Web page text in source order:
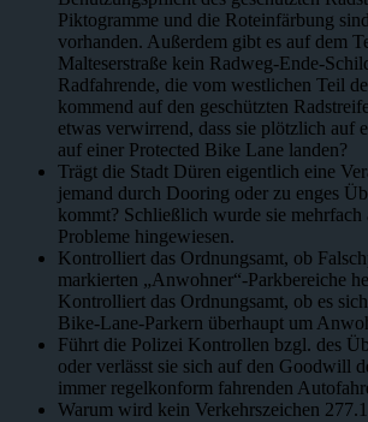
Piktogramme und die Roteinfärbung
vorhanden. Außerdem gibt es auf dem
Malteserstraße kein Radweg-Ende-
Radfahrende, die vom westlichen Teil
kommend auf den geschützten
etwas verwirrend, dass sie plötzlich auf
auf einer Protected Bike Lane landen?
Trägt die Stadt Düren eigentlich eine
jemand durch Dooring oder zu enges
kommt? Schließlich wurde sie mehrfach
Probleme hingewiesen.
Kontrolliert das Ordnungsamt, ob
markierten „Anwohner“-Parkbereiche
Kontrolliert das Ordnungsamt, ob es
Bike-Lane-Parkern überhaupt um
Führt die Polizei Kontrollen bzgl. des
oder verlässt sie sich auf den Goodwill
immer regelkonform fahrenden
Warum wird kein Verkehrszeichen